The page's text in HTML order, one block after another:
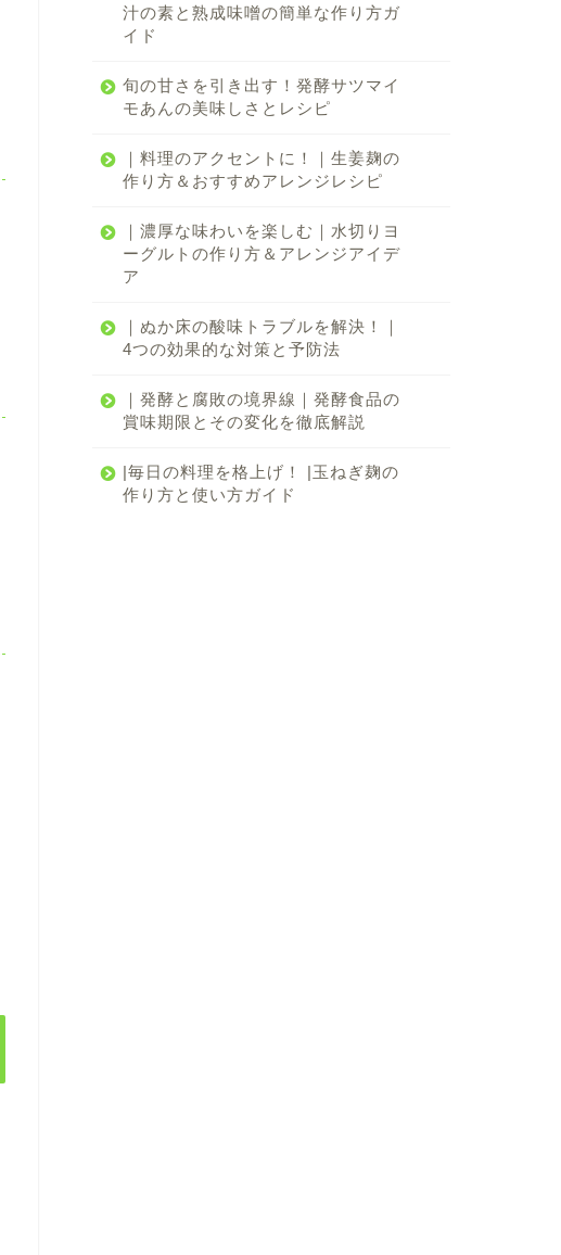
汁の素と熟成味噌の簡単な作り方ガ
イド
旬の甘さを引き出す！発酵サツマイ
モあんの美味しさとレシピ
｜料理のアクセントに！｜生姜麹の
作り方＆おすすめアレンジレシピ
｜濃厚な味わいを楽しむ｜水切りヨ
ーグルトの作り方＆アレンジアイデ
ア
｜ぬか床の酸味トラブルを解決！｜
4つの効果的な対策と予防法
｜発酵と腐敗の境界線｜発酵食品の
賞味期限とその変化を徹底解説
|毎日の料理を格上げ！ |玉ねぎ麹の
作り方と使い方ガイド